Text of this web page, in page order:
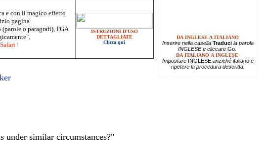
e con il magico effetto
pagina.
o paragrafi), FGA
Safari !
ISTRUZIONI D'USO
DETTAGLIATE
Clicca qui
similar circumstances?"
DA INGLESE A ITALIANO
Inserire nella casella Traducila parola
INGLESE e cliccare Go.
DA ITALIANO A INGLESE
Impostare INGLESEanziché italianoe
ripetere la procedura descritta.